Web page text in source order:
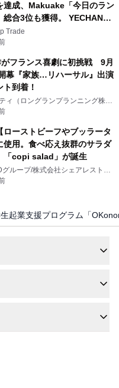
達成、Makuake「今日のラン
総合3位も獲得。 YECHAN音
ングボウル第2弾の大型サイ
2XL・3XL）を先行販売中
Trade
フランス喜劇に初挑戦 9月
幕『家族…リハーサル』出演
到着！
ィ（ロングランプランニング株式
ローストビーフやブッラータ
使用。食べ応え抜群のサラダ
「copi salad」が誕生
グループ/株式会社シェアレストラ
起業支援プログラム「